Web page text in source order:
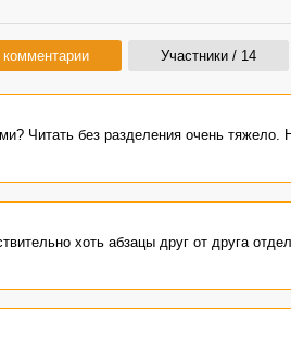
Участники / 14
Читать без разделения очень тяжело.
хоть абзацы друг от друга